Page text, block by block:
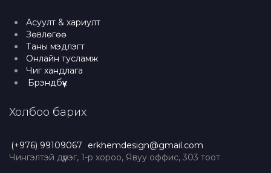
Асуулт & хариулт
Зөвлөгөө
Таны мэдлэгт
Онлайн тусламж
Чиг хандлага
Брэндбүүк
Холбоо барих
(+976) 99109067
erkhemdesign@gmail.com
Чингэлтэй дүүрэг, 1-р хороо, Явуу оффис, 303 тоот